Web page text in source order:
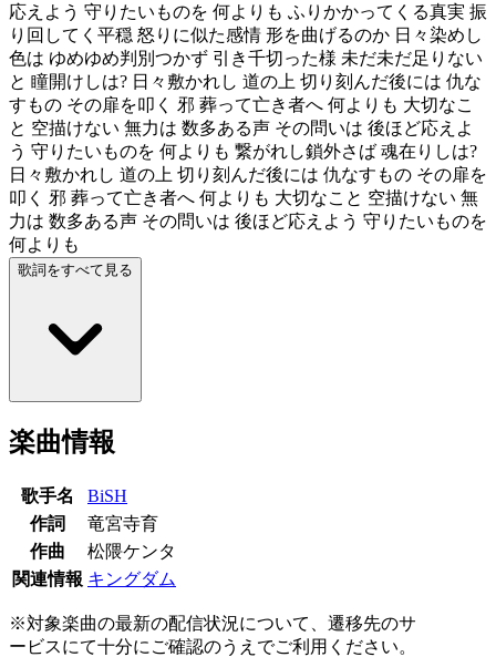
応えよう 守りたいものを 何よりも ふりかかってくる真実 振
り回してく平穏 怒りに似た感情 形を曲げるのか 日々染めし
色は ゆめゆめ判別つかず 引き千切った様 未だ未だ足りない
と 瞳開けしは? 日々敷かれし 道の上 切り刻んだ後には 仇な
すもの その扉を叩く 邪 葬って亡き者へ 何よりも 大切なこ
と 空描けない 無力は 数多ある声 その問いは 後ほど応えよ
う 守りたいものを 何よりも 繋がれし鎖外さば 魂在りしは?
日々敷かれし 道の上 切り刻んだ後には 仇なすもの その扉を
叩く 邪 葬って亡き者へ 何よりも 大切なこと 空描けない 無
力は 数多ある声 その問いは 後ほど応えよう 守りたいものを
何よりも
歌詞をすべて見る
楽曲情報
歌手名
BiSH
作詞
竜宮寺育
作曲
松隈ケンタ
関連情報 キングダム
※対象楽曲の最新の配信状況について、遷移先のサ
ービスにて十分にご確認のうえでご利用ください。